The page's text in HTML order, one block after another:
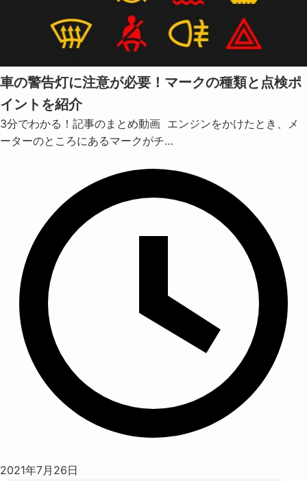
車の警告灯に注意が必要！マークの種類と点検ポ
イントを紹介
3分でわかる！記事のまとめ動画 エンジンをかけたとき、メ
ーターのところにあるマークがチ…
2021年7月26日